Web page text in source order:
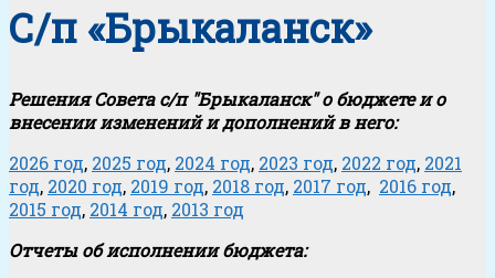
С/п «Брыкаланск»
Решения Совета с/п "Брыкаланск" о бюджете и о
внесении изменений и дополнений в него:
2026 год, 2025 год, 2024 год, 2023 год, 2022 год, 2021
год, 2020 год, 2019 год, 2018 год, 2017 год, 2016 год,
2015 год, 2014 год, 2013 год
Отчеты об исполнении бюджета: